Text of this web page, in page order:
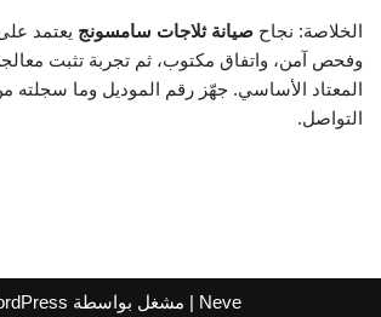
الخلاصة: نجاح صيانة ثلاجات سامسونج يعتمد
وفحص آمن، واتفاق مكتوب، ثم تجربة تثبت
المعتاد الأساسي. جهّز رقم الموديل وما سجلته
التواصل.
Neve | مشغل بواسطة